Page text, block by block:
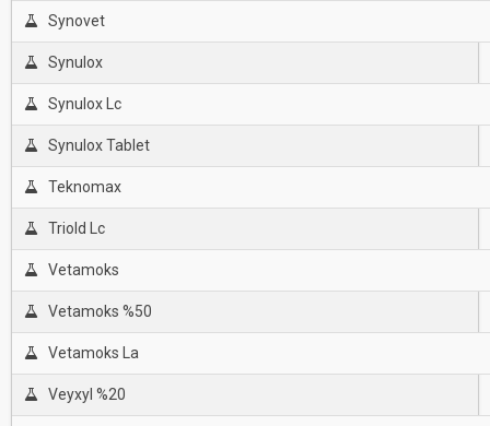
Synovet
Synulox
Synulox Lc
Synulox Tablet
Teknomax
Triold Lc
Vetamoks
Vetamoks %50
Vetamoks La
Veyxyl %20